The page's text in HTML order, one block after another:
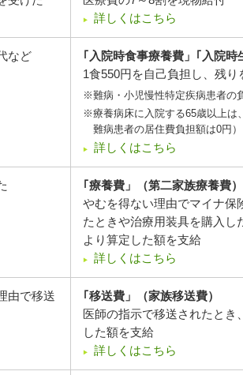
詳しくはこちら
など
｢入院時食事療養費」｢入院時
1食550円を自己負担し、残り
※難病・小児慢性特定疾病患者の
※療養病床に入院する65歳以上は
難病患者の居住費負担額は0円
詳しくはこちら
｢療養費」（第二家族療養費）
やむを得ない理由でマイナ保
たときや治療用装具を購入し
より算定した額を支給
詳しくはこちら
由で移送
｢移送費」（家族移送費）
医師の指示で移送されたと
した額を支給
詳しくはこちら